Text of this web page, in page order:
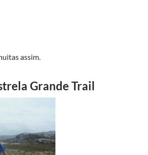
assim.
Grande Trail